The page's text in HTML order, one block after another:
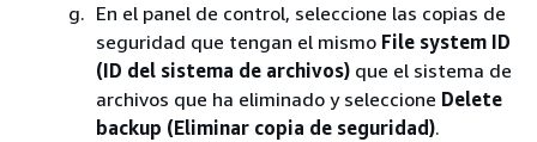
En el panel de control, seleccione las copias de
seguridad que tengan el mismo File system ID
(ID del sistema de archivos) que el sistema de
archivos que ha eliminado y seleccione Delete
backup (Eliminar copia de seguridad).